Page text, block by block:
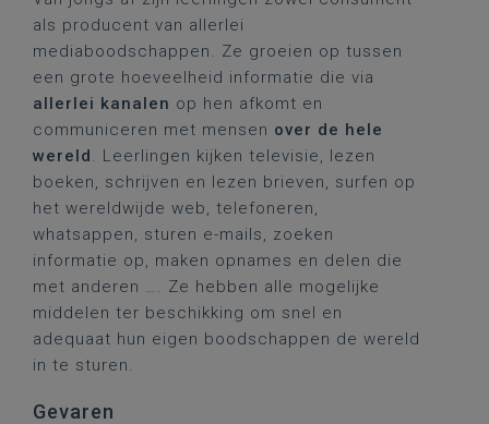
als producent van allerlei
mediaboodschappen. Ze groeien op tussen
een grote hoeveelheid informatie die via
allerlei kanalen op hen afkomt en
communiceren met mensen over de hele
wereld. Leerlingen kijken televisie, lezen
boeken, schrijven en lezen brieven, surfen op
het wereldwijde web, telefoneren,
whatsappen, sturen e-mails, zoeken
informatie op, maken opnames en delen die
met anderen …. Ze hebben alle mogelijke
middelen ter beschikking om snel en
adequaat hun eigen boodschappen de wereld
in te sturen.
Gevaren